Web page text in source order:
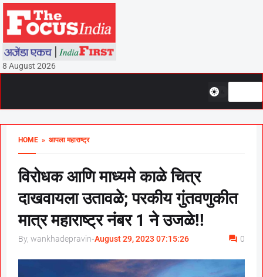
8 August 2026
HOME » आपला महाराष्ट्र
विरोधक आणि माध्यमे काळे चित्र
दाखवायला उतावळे; परकीय गुंतवणुकीत
मात्र महाराष्ट्र नंबर 1 ने उजळे!!
By, wankhadepravin-August 29, 2023 07:15:26 0